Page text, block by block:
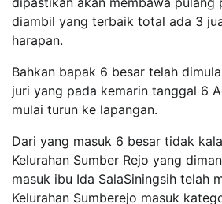
diambil yang terbaik total ada 3
harapan.
Bahkan bapak 6 besar telah
juri yang pada kemarin tanggal 6
mulai turun ke lapangan.
Dari yang masuk 6 besar tidak
Kelurahan Sumber Rejo yang
masuk ibu Ida SalaSiningsih telah
Kelurahan Sumberejo masuk